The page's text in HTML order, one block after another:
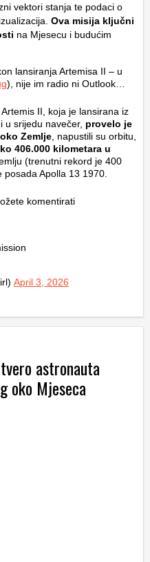
vektori stanja te podaci o
Ova misija ključni
na Mjesecu i budućim
lansiranja Artemisa II – u
), nije im radio ni Outlook…
II, koja je lansirana iz
u srijedu navečer, provelo je
Zemlje, napustili su orbitu,
406.000 kilometara u
(trenutni rekord je 400
Apolla 13 1970.
komentirati
April 3, 2026
astronauta
oko Mjeseca